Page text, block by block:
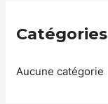
Catégories
Aucune catégorie